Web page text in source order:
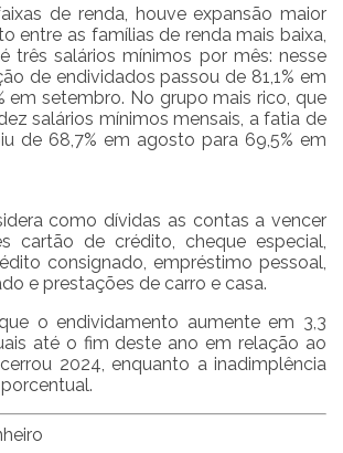
de renda, houve expansão maior
entre as famílias de renda mais baixa,
três salários mínimos por mês: nesse
de endividados passou de 81,1% em
em setembro. No grupo mais rico, que
salários mínimos mensais, a fatia de
de 68,7% em agosto para 69,5% em
como dívidas as contas a vencer
cartão de crédito, cheque especial,
consignado, empréstimo pessoal,
e prestações de carro e casa.
o endividamento aumente em 3,3
até o fim deste ano em relação ao
2024, enquanto a inadimplência